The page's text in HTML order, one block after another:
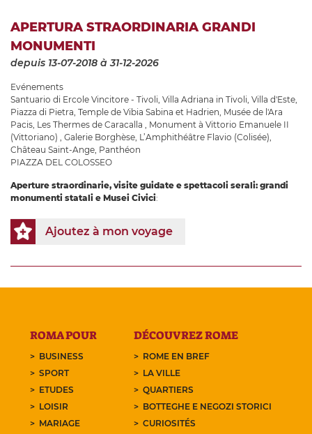
APERTURA STRAORDINARIA GRANDI
MONUMENTI
depuis 13-07-2018 à 31-12-2026
Evénements
Santuario di Ercole Vincitore - Tivoli, Villa Adriana in Tivoli, Villa d'Este,
Piazza di Pietra, Temple de Vibia Sabina et Hadrien, Musée de l'Ara
Pacis, Les Thermes de Caracalla , Monument à Vittorio Emanuele II
(Vittoriano) , Galerie Borghèse, L’Amphithéâtre Flavio (Colisée),
Château Saint-Ange, Panthéon
PIAZZA DEL COLOSSEO
Aperture straordinarie, visite guidate e spettacoli serali: grandi
monumenti statali e Musei Civici:
Ajoutez à mon voyage
ROMA POUR
BUSINESS
SPORT
ETUDES
LOISIR
MARIAGE
DÉCOUVREZ ROME
ROME EN BREF
LA VILLE
QUARTIERS
BOTTEGHE E NEGOZI STORICI
CURIOSITÉS